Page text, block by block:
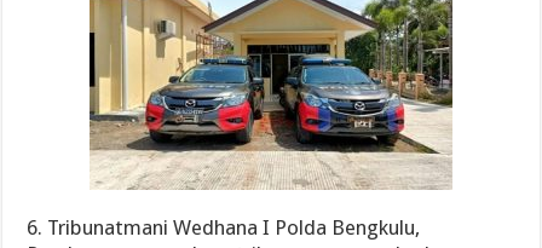
6. Tribunatmani Wedhana I Polda Bengkulu,